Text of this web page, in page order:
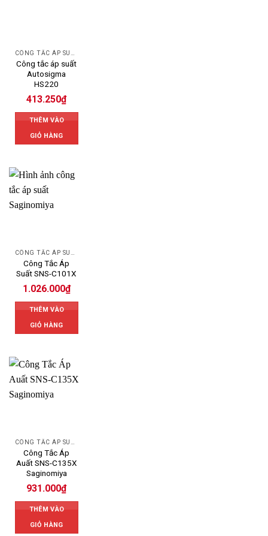
Công tắc áp suất
Autosigma
HS220
413.250₫
THÊM VÀO
GIỎ HÀNG
Công Tắc Áp
Suất SNS-C101X
1.026.000₫
THÊM VÀO
GIỎ HÀNG
CÔNG TẮC ÁP SUẤT SAGINOMIYA
Công Tắc Áp
Auất SNS-C135X
Saginomiya
931.000₫
THÊM VÀO
GIỎ HÀNG